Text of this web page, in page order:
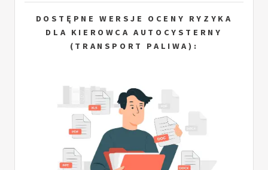
DOSTĘPNE WERSJE OCENY RYZYKA
DLA KIEROWCA AUTOCYSTERNY
(TRANSPORT PALIWA):